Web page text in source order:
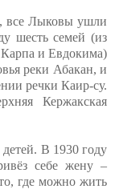
все Лыковы ушли
шесть семей (из
и Евдокима)
реки Абакан, и
речки Каир-су.
Кержакская
В 1930 году
себе жену –
где можно жить